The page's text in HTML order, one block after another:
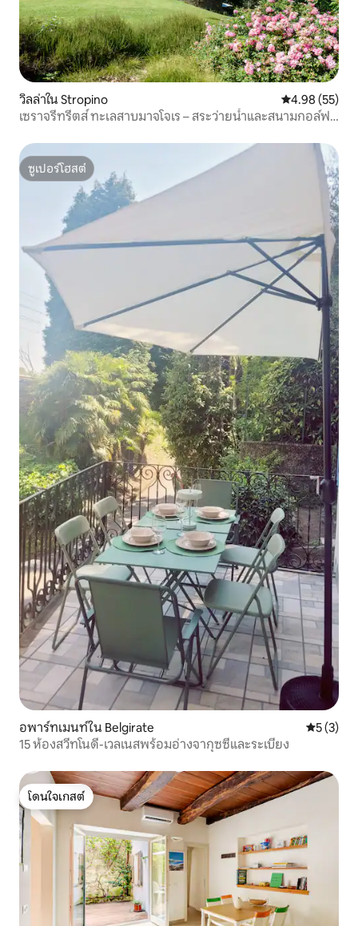
วิลล่าใน Stropino คะแนนเฉลี่ย
4.98 (55)
เซราจรีทรีตส์ ทะเลสาบมาจโจเร – สระว่ายน้ำและสนามกอล์ฟ
ซูเปอร์โฮสต์
ซูเปอร์โฮสต์
อพาร์ทเมนท์ใน Belgirate คะแนนเฉ
5 (3)
15 ห้องสวีทโนดี-เวลเนสพร้อมอ่างจากุซซี่และระเบียง
โดนใจเกสต์
โดนใจเกสต์